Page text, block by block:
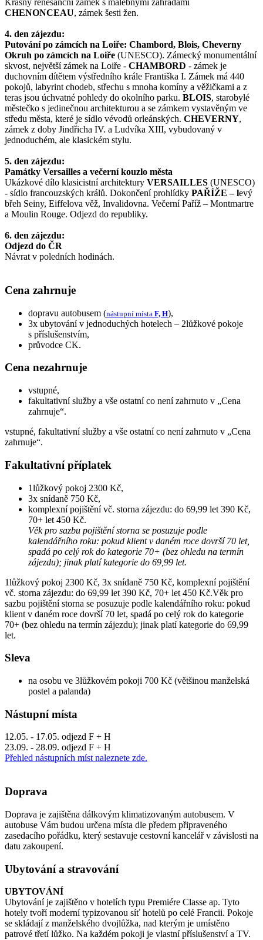
Krásný renesanční zámek s malebnými zahradami
CHENONCEAU, zámek šesti žen.
4. den zájezdu:
Putování po zámcích na Loiře: Chambord, Blois, Cheverny
Okruh po zámcích na Loiře (UNESCO). Zámecký monumentální
skvost, největší zámek na Loiře - CHAMBORD - zámek je
duchovním dítětem výstředního krále Františka I. Zámek má 440
pokojů, labyrint chodeb, střechu s mnoha komíny a věžičkami a z
teras jsou úchvatné pohledy do okolního parku. BLOIS, starobylé
městečko s jedinečnou architekturou a se zámkem vystavěným ve
středu města, které je sídlo vévodů orleánských. CHEVERNY,
zámek z doby Jindřicha IV. a Ludvíka XIII, vybudovaný v
jednoduchém, ale klasickém stylu.
5. den zájezdu:
Památky Versailles a večerní kouzlo města
Ukázkové dílo klasicistní architektury VERSAILLES (UNESCO)
- sídlo francouzských králů. Dokončení prohlídky PAŘÍŽE – levý
břeh Seiny, Eiffelova věž, Invalidovna. Večerní Paříž – Montmartre
a Moulin Rouge. Odjezd do republiky.
6. den zájezdu:
Odjezd do ČR
Návrat v poledních hodinách.
Cena zahrnuje
dopravu autobusem (nástupní místa F, H),
3x ubytování v jednoduchých hotelech – 2lůžkové pokoje
s příslušenstvím,
průvodce CK.
Cena nezahrnuje
vstupné,
fakultativní služby a vše ostatní co není zahrnuto v „Cena
zahrnuje“.
vstupné, fakultativní služby a vše ostatní co není zahrnuto v „Cena
zahrnuje“.
Fakultativní příplatek
1lůžkový pokoj 2300 Kč,
3x snídaně 750 Kč,
komplexní pojištění vč. storna zájezdu: do 69,99 let 390 Kč,
70+ let 450 Kč.
Věk pro sazbu pojištění storna se posuzuje podle
kalendářního roku: pokud klient v daném roce dovrší 70 let,
spadá po celý rok do kategorie 70+ (bez ohledu na termín
zájezdu); jinak platí kategorie do 69,99 let.
1lůžkový pokoj 2300 Kč, 3x snídaně 750 Kč, komplexní pojištění
vč. storna zájezdu: do 69,99 let 390 Kč, 70+ let 450 Kč.Věk pro
sazbu pojištění storna se posuzuje podle kalendářního roku: pokud
klient v daném roce dovrší 70 let, spadá po celý rok do kategorie
70+ (bez ohledu na termín zájezdu); jinak platí kategorie do 69,99
let.
Sleva
na osobu ve 3lůžkovém pokoji 700 Kč (většinou manželská
postel a palanda)
Nástupní místa
12.05. - 17.05. odjezd F + H
23.09. - 28.09. odjezd F + H
Přehled nástupních míst naleznete zde.
Doprava
Doprava je zajištěna dálkovým klimatizovaným autobusem. V
autobuse Vám budou určena místa dle předem připraveného
zasedacího pořádku, který sestavuje cestovní kancelář v závislosti na
datu zakoupení.
Ubytování a stravování
UBYTOVÁNÍ
Ubytování je zajištěno v hotelích typu Premiére Classe ap. Tyto
hotely tvoří moderní typizovanou síť hotelů po celé Francii. Pokoje
se skládají z manželského dvojlůžka, nad kterým je umístěno
patrové třetí lůžko. Na každém pokoji je vlastní příslušenství a TV.